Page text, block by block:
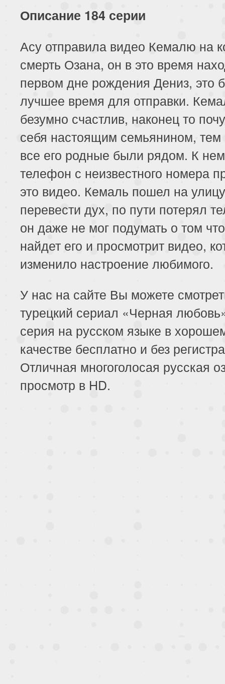
232 серия
235 серия
236 серия 237 серия
239 серия
240 серия 241 серия
243 серия
244 серия
Описание 184 серии
Асу отправила видео Кемалю на
смерть Озана, он в это время
первом дне рождения Дениз, это
лучшее время для отправки.
безумно счастлив, наконец то
себя настоящим семьянином, тем
все его родные были рядом. К
телефон с неизвестного номера
это видео. Кемаль пошел на улицу
перевести дух, по пути потерял
он даже не мог подумать о том
найдет его и просмотрит видео,
изменило настроение любимого.
У нас на сайте Вы можете
турецкий сериал «Черная
серия на русском языке в
качестве бесплатно и без
Отличная многоголосая русская
просмотр в HD.